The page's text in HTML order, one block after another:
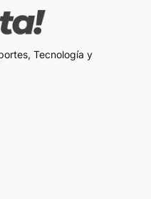
Tecnología y